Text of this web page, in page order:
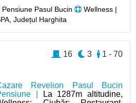
Pensiune Pasul Bucin
Wellness |
Județul Harghita
Revelion Pasul Bucin
|
La 1287m altitudine,
1 - 70
3
16